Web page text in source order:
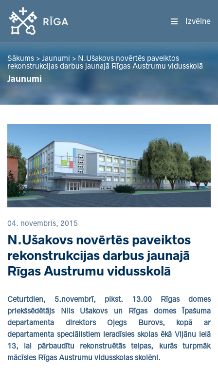
Izvēlne
Sākums > Jaunumi > N.Ušakovs novērtēs paveiktos
rekonstrukcijas darbus jaunajā Rīgas Austrumu vidusskolā
Jaunumi
04. novembris, 2015
N.Ušakovs novērtēs paveiktos
rekonstrukcijas darbus jaunajā
Rīgas Austrumu vidusskolā
Ceturtdien, 5.novembrī, plkst. 13.00 Rīgas domes
priekšsēdētājs Nils Ušakovs un Rīgas domes Īpašuma
departamenta direktors Oļegs Burovs, kopā ar
departamenta speciālistiem ieradīsies skolas ēkā Viļānu ielā
13, lai pārbaudītu rekonstruētās telpas, kurās turpmāk
mācīsies Rīgas Austrumu vidusskolas skolēni.